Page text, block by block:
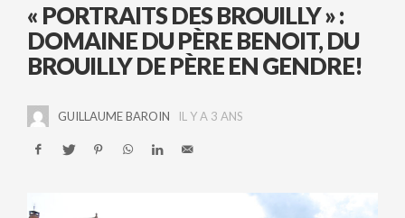
« PORTRAITS DES BROUILLY » :
DOMAINE DU PÈRE BENOIT, DU
BROUILLY DE PÈRE EN GENDRE!
GUILLAUME BAROIN IL Y A 3 ANS